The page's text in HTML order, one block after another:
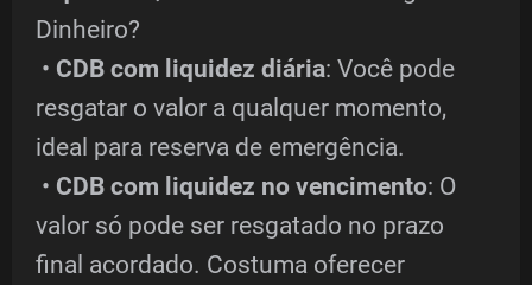
Dinheiro?
• CDB com liquidez diária: Você pode
resgatar o valor a qualquer momento,
ideal para reserva de emergência.
• CDB com liquidez no vencimento: O
valor só pode ser resgatado no prazo
final acordado. Costuma oferecer